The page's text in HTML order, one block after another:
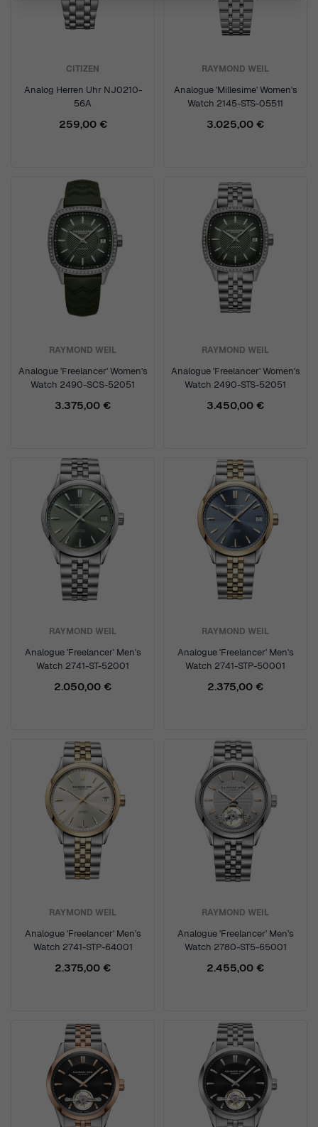
CITIZEN
Analog Herren Uhr NJ0210-
56A
259,00 €
RAYMOND WEIL
Analogue 'Millesime' Women's
Watch 2145-STS-05511
3.025,00 €
RAYMOND WEIL
Analogue 'Freelancer' Women's
Watch 2490-SCS-52051
3.375,00 €
RAYMOND WEIL
Analogue 'Freelancer' Women's
Watch 2490-STS-52051
3.450,00 €
RAYMOND WEIL
Analogue 'Freelancer' Men's
Watch 2741-ST-52001
2.050,00 €
RAYMOND WEIL
Analogue 'Freelancer' Men's
Watch 2741-STP-50001
2.375,00 €
RAYMOND WEIL
Analogue 'Freelancer' Men's
Watch 2741-STP-64001
2.375,00 €
RAYMOND WEIL
Analogue 'Freelancer' Men's
Watch 2780-ST5-65001
2.455,00 €